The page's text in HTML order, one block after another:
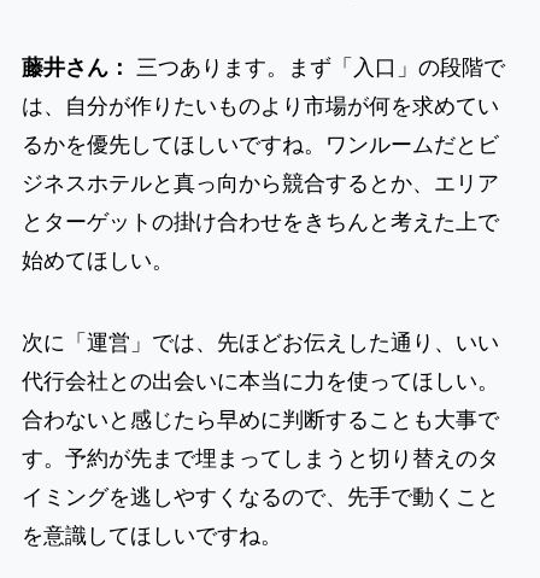
藤井さん： 三つあります。まず「入口」の段階で
は、自分が作りたいものより市場が何を求めてい
るかを優先してほしいですね。ワンルームだとビ
ジネスホテルと真っ向から競合するとか、エリア
とターゲットの掛け合わせをきちんと考えた上で
始めてほしい。
次に「運営」では、先ほどお伝えした通り、いい
代行会社との出会いに本当に力を使ってほしい。
合わないと感じたら早めに判断することも大事で
す。予約が先まで埋まってしまうと切り替えのタ
イミングを逃しやすくなるので、先手で動くこと
を意識してほしいですね。